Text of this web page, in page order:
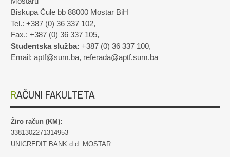
Biskupa Čule bb 88000 Mostar BiH
Tel.: +387 (0) 36 337 102,
Fax.: +387 (0) 36 337 105,
Studentska služba: +387 (0) 36 337 100,
Email: aptf@sum.ba, referada@aptf.sum.ba
RAČUNI FAKULTETA
Žiro račun (KM):
3381302271314953
UNICREDIT BANK d.d. MOSTAR